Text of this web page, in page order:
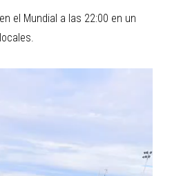
el Mundial a las 22:00 en un